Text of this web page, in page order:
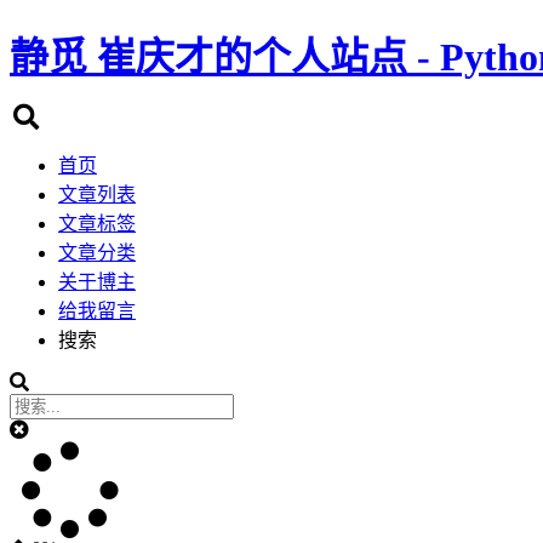
静觅 崔庆才的个人站点 -
首页
文章列表
文章标签
文章分类
关于博主
给我留言
搜索